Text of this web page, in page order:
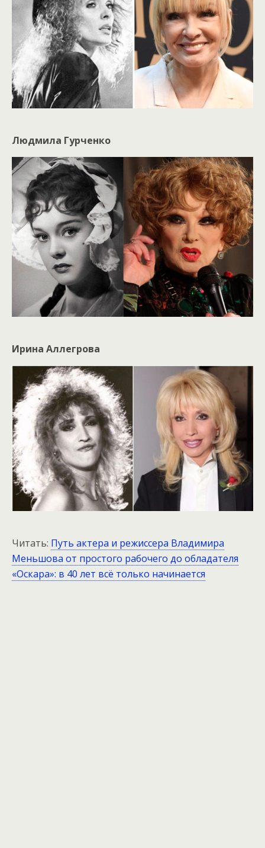
Людмила Гурченко
Ирина Аллегрова
Читать: Путь актера и режиссера Владимира
Меньшова от простого рабочего до обладателя
«Оскара»: в 40 лет всё только начинается